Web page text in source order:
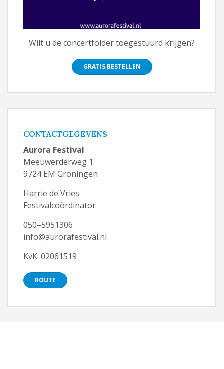
Wilt u de concertfolder toegestuurd krijgen?
GRATIS BESTELLEN
CONTACTGEGEVENS
Aurora Festival
Meeuwerderweg 1
9724 EM Groningen
Harrie de Vries
Festivalcoördinator
050–5951306
info@aurorafestival.nl
KvK: 02061519
ROUTE